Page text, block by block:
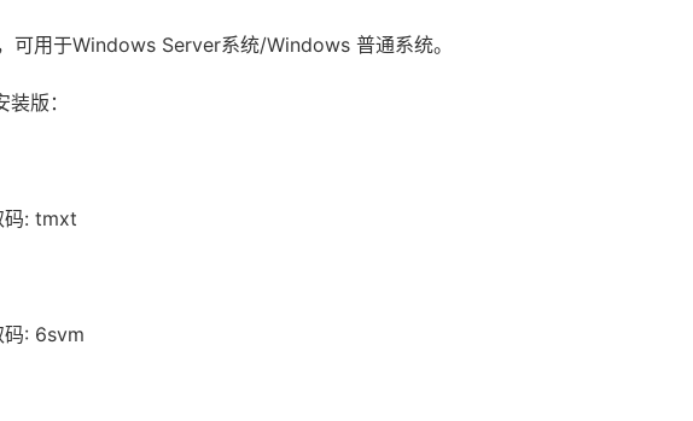
可用于Windows Server系统/Windows 普通系统。
版：
: tmxt
: 6svm